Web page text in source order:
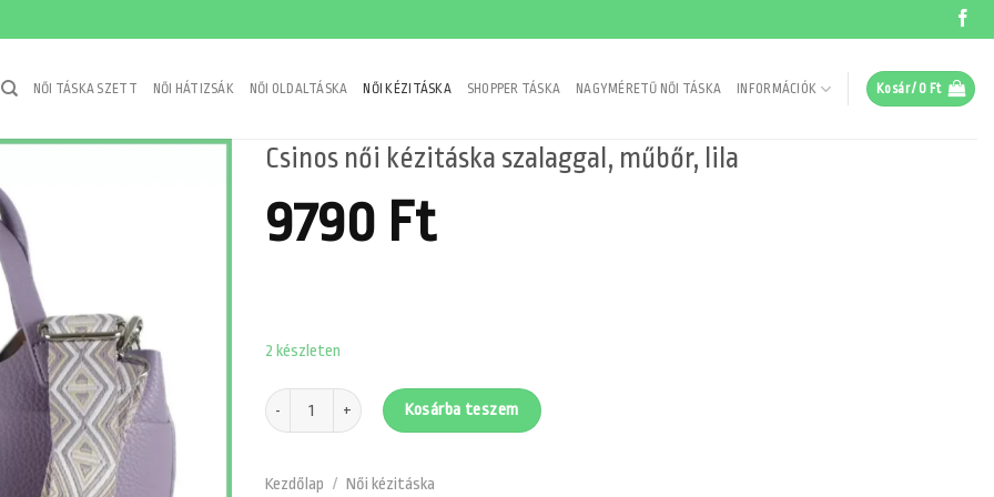
NŐI TÁSKA SZETT NŐI HÁTIZSÁK NŐI OLDALTÁSKA NŐI KÉZITÁSKA SHOPPER TÁSKA NAGYMÉRETŰ NŐI TÁSKA INFORMÁCIÓK Kosár / 0 Ft
Csinos női kézitáska szalaggal, műbőr, lila
9790 Ft
2 készleten
Csinos női kézitáska szalaggal, műbőr, lila mennyiség
Kosárba teszem
Kezdőlap / Női kézitáska